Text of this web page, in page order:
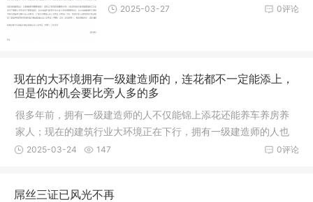
0评论
2025-03-27
现在的大环境拥有一级建造师的，连花都不一定能添上，
但是你的机会要比旁人多的多
很多年前，拥有一级建造师的人不仅能锦上添花还能养车养房养
家人；现在的建筑行业大环境正在下行，拥有一级建造师的人也
是一片哀
0评论
2025-03-24 147
屌丝三证已风光不再